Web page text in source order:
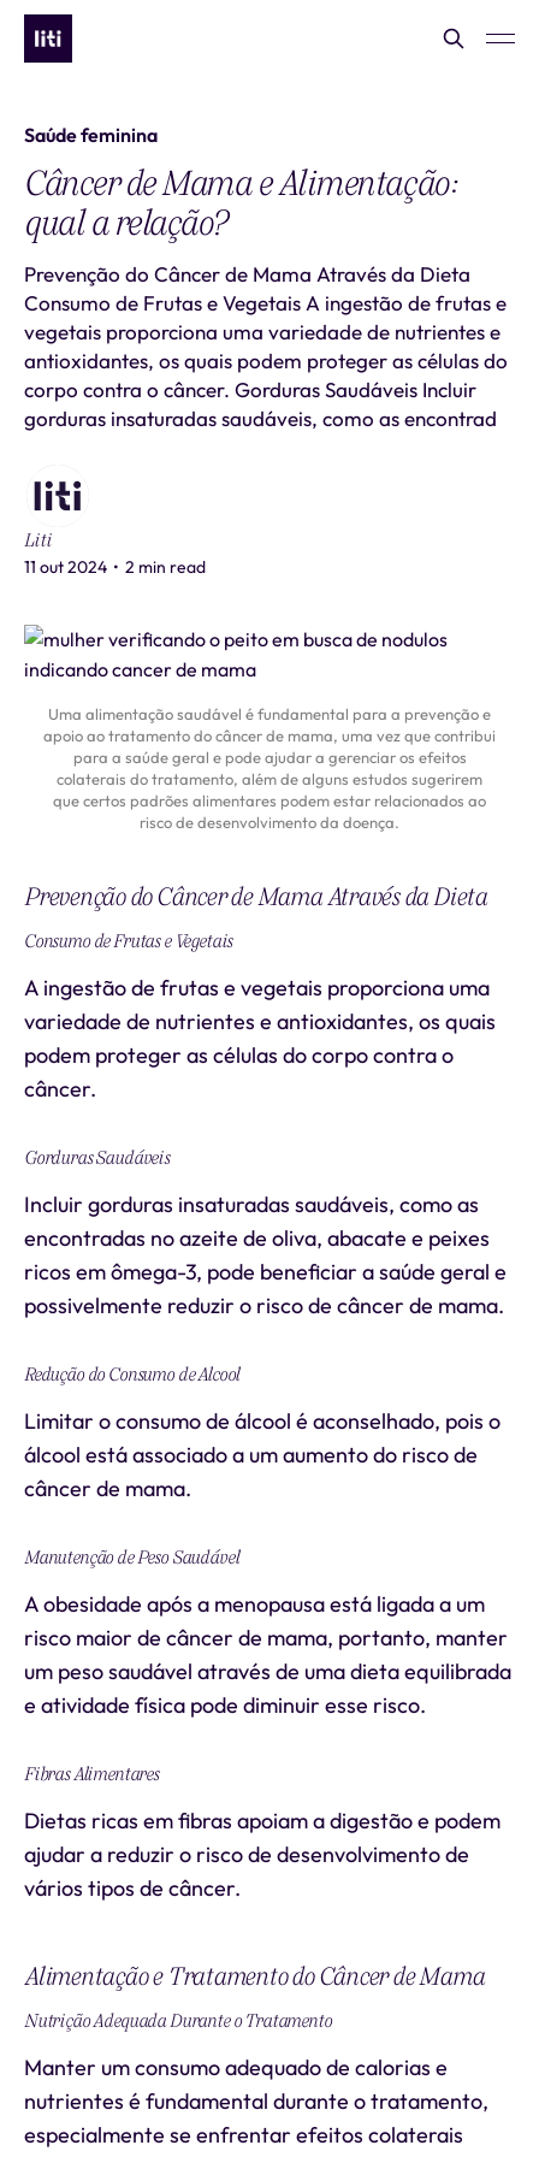
Saúde feminina
Câncer de Mama e Alimentação:
qual a relação?
Prevenção do Câncer de Mama Através da Dieta
Consumo de Frutas e Vegetais A ingestão de frutas e
vegetais proporciona uma variedade de nutrientes e
antioxidantes, os quais podem proteger as células do
corpo contra o câncer. Gorduras Saudáveis Incluir
gorduras insaturadas saudáveis, como as encontrad
Liti
11 out 2024 • 2 min read
Uma alimentação saudável é fundamental para a prevenção e
apoio ao tratamento do câncer de mama, uma vez que contribui
para a saúde geral e pode ajudar a gerenciar os efeitos
colaterais do tratamento, além de alguns estudos sugerirem
que certos padrões alimentares podem estar relacionados ao
risco de desenvolvimento da doença.
Prevenção do Câncer de Mama Através da Dieta
Consumo de Frutas e Vegetais
A ingestão de frutas e vegetais proporciona uma
variedade de nutrientes e antioxidantes, os quais
podem proteger as células do corpo contra o
câncer.
Gorduras Saudáveis
Incluir gorduras insaturadas saudáveis, como as
encontradas no azeite de oliva, abacate e peixes
ricos em ômega-3, pode beneficiar a saúde geral e
possivelmente reduzir o risco de câncer de mama.
Redução do Consumo de Alcool
Limitar o consumo de álcool é aconselhado, pois o
álcool está associado a um aumento do risco de
câncer de mama.
Manutenção de Peso Saudável
A obesidade após a menopausa está ligada a um
risco maior de câncer de mama, portanto, manter
um peso saudável através de uma dieta equilibrada
e atividade física pode diminuir esse risco.
Fibras Alimentares
Dietas ricas em fibras apoiam a digestão e podem
ajudar a reduzir o risco de desenvolvimento de
vários tipos de câncer.
Alimentação e Tratamento do Câncer de Mama
Nutrição Adequada Durante o Tratamento
Manter um consumo adequado de calorias e
nutrientes é fundamental durante o tratamento,
especialmente se enfrentar efeitos colaterais